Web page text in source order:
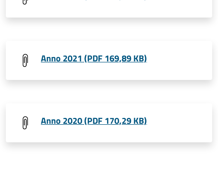
Anno 2021 (PDF 169,89 KB)
Anno 2020 (PDF 170,29 KB)